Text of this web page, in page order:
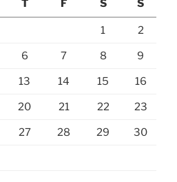
T F S S
1 2
6 7 8 9
13 14 15 16
20 21 22 23
27 28 29 30